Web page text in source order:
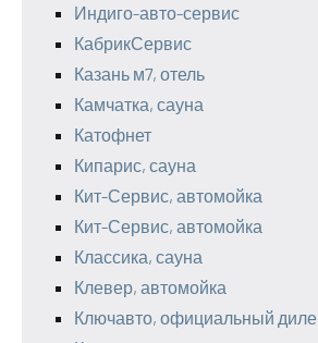
Индиго-авто-сервис
КабрикСервис
Казань м7, отель
Камчатка, сауна
Катофнет
Кипарис, сауна
Кит-Сервис, автомойка
Кит-Сервис, автомойка
Классика, сауна
Клевер, автомойка
Ключавто, официальный